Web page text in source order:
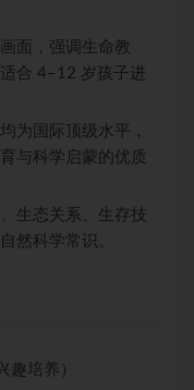
面，强调生命教
合 4–12 岁孩子进
为国际顶级水平，
与科学启蒙的优质
生态关系、生存技
然科学常识。
趣培养）